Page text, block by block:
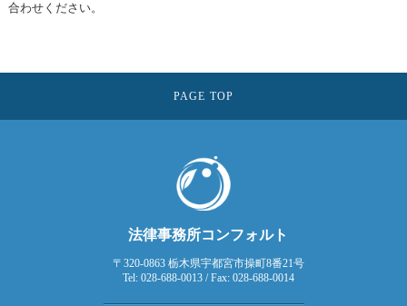
合わせください。
PAGE TOP
法律事務所コンフォルト
〒320-0863 栃木県宇都宮市操町8番21号
Tel: 028-688-0013 / Fax: 028-688-0014